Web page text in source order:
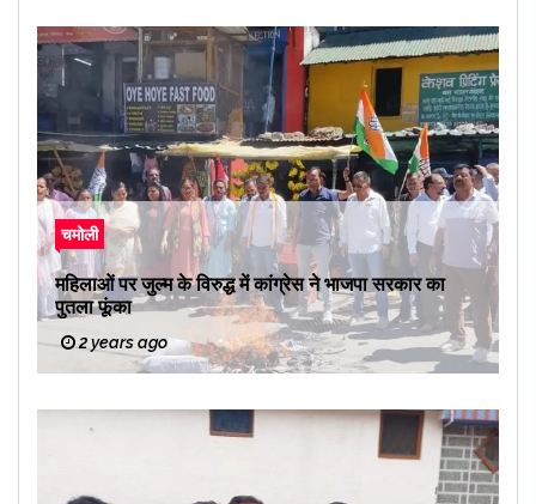
चमोली
महिलाओं पर जुल्म के विरुद्ध में कांग्रेस ने भाजपा सरकार का
पुतला फूंका
2 years ago